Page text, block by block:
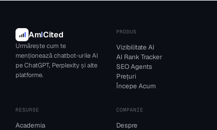
AmICited
Urmărește cum te
menționează chatbot-urile AI
pe ChatGPT, Perplexity și alte
platforme.
PRODUS
Vizibilitate AI
AI Rank Tracker
SEO Agents
Prețuri
Începe Acum
RESURSE
Academia
COMPANIE
Despre